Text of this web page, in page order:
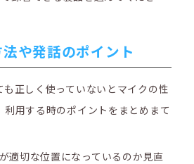
や発話のポイント
正しく使っていないとマイクの性
用する時のポイントをまとめまて
適切な位置になっているのか見直